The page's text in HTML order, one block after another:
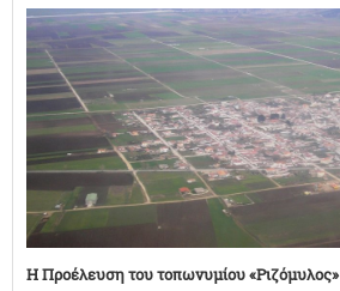
Η Προέλευση του τοπωνυμίου «Ριζόμυλος»